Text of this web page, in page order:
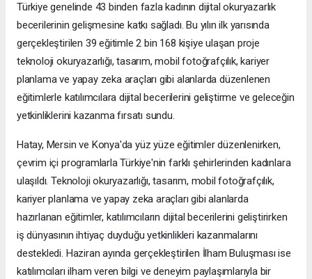
Türkiye genelinde 43 binden fazla kadının dijital okuryazarlık
becerilerinin gelişmesine katkı sağladı. Bu yılın ilk yarısında
gerçekleştirilen 39 eğitimle 2 bin 168 kişiye ulaşan proje
teknoloji okuryazarlığı, tasarım, mobil fotoğrafçılık, kariyer
planlama ve yapay zeka araçları gibi alanlarda düzenlenen
eğitimlerle katılımcılara dijital becerilerini geliştirme ve geleceğin
yetkinliklerini kazanma fırsatı sundu.
Hatay, Mersin ve Konya'da yüz yüze eğitimler düzenlenirken,
çevrim içi programlarla Türkiye'nin farklı şehirlerinden kadınlara
ulaşıldı. Teknoloji okuryazarlığı, tasarım, mobil fotoğrafçılık,
kariyer planlama ve yapay zeka araçları gibi alanlarda
hazırlanan eğitimler, katılımcıların dijital becerilerini geliştirirken
iş dünyasının ihtiyaç duyduğu yetkinlikleri kazanmalarını
destekledi. Haziran ayında gerçekleştirilen İlham Buluşması ise
katılımcıları ilham veren bilgi ve deneyim paylaşımlarıyla bir